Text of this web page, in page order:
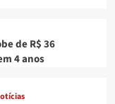
de R$ 36
4 anos